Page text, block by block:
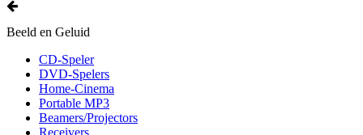
Beeld en Geluid
CD-Speler
DVD-Spelers
Home-Cinema
Portable MP3
Beamers/Projectors
Receivers